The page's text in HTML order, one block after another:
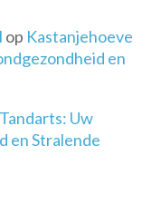
op Kastanjehoeve
en
Uw
en Stralende